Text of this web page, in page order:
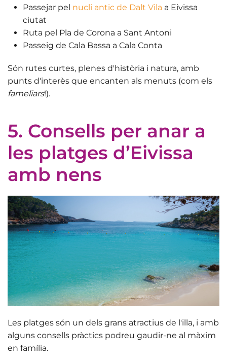
Passejar pel nucli antic de Dalt Vila a Eivissa
ciutat
Ruta pel Pla de Corona a Sant Antoni
Passeig de Cala Bassa a Cala Conta
Són rutes curtes, plenes d'història i natura, amb
punts d'interès que encanten als menuts (com els
fameliars!).
5. Consells per anar a
les platges d’Eivissa
amb nens
Les platges són un dels grans atractius de l'illa, i amb
alguns consells pràctics podreu gaudir-ne al màxim
en família.